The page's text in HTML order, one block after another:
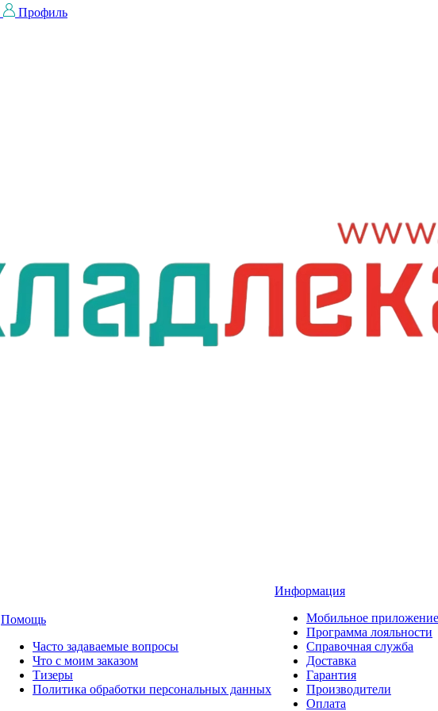
Помощь
Часто задаваемые вопросы
Что с моим заказом
Тизеры
Политика обработки персональных данных
Информация
Мобильное приложение
Программа лояльности
Справочная служба
Доставка
Гарантия
Производители
Оплата
Профиль